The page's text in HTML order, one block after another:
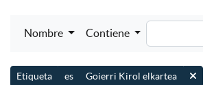
Nombre Contiene
Etiqueta es Goierri Kirol elkartea